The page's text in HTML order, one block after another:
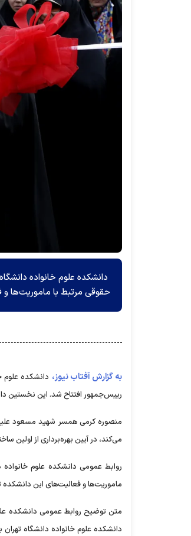
دانشکده علوم خانواده
حقوقی مرتبط با ماموریت‌ها
به گزارش آفتاب نیوز،
رییس‌جمهور افتتاح شد. این نخستین
منصوره کرمی همسر شهید مسعود
می‌کند، در آیین بهره‌برداری از اولین
روابط عمومی دانشکده علوم
ماموریت‌ها و فعالیت‌های این دانشکده
متن توضیح روابط عمومی دانشکده
دانشکده علوم خانواده دانشگاه